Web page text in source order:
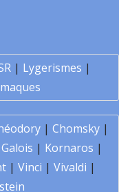
| Lygerismes |
| Chomsky|
Galois | Kornaros |
| Vinci | Vivaldi |